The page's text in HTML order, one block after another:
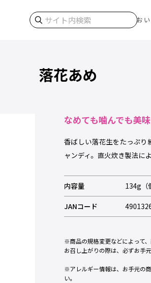
検索 お
落花あめ
なめても噛んでも美
香ばしい落花生をたっぷり
ャンディ。直火炊き製法に
内容量 134g（
JANコード
※商品の規格変更などによって
お召し上がりの際は、必ずお手
※アレルギー情報は、お手元の
い。